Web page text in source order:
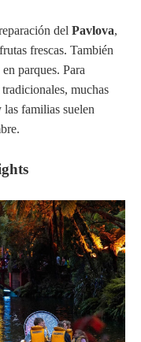
del Pavlova,
frescas. También
parques. Para
muchas
las familias suelen